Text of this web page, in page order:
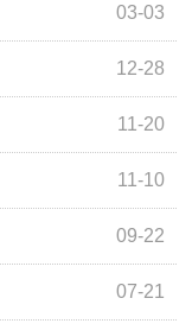
03-03
12-28
11-20
11-10
09-22
07-21